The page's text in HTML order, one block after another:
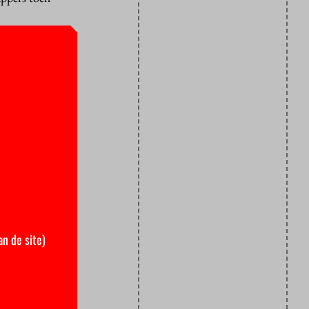
Vaak
af?
in
of als
van de
het
de site)